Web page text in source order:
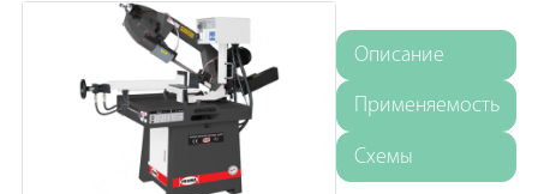
Описание
Применяемость
Схемы